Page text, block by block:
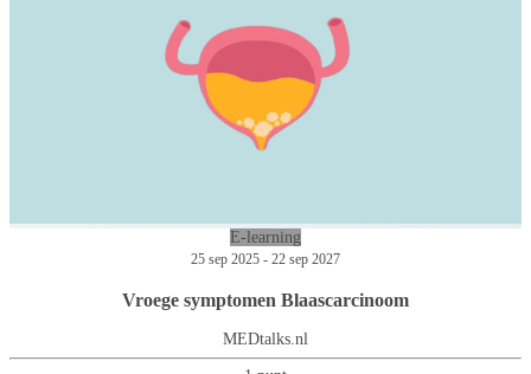
E-learning
25 sep 2025 - 22 sep 2027
Vroege symptomen Blaascarcinoom
MEDtalks.nl